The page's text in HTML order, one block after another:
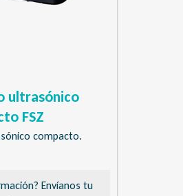
ultrasónico
FSZ
compacto.
Envíanos tu